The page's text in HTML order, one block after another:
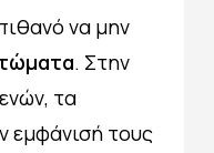
να μην
. Στην
τα
εμφάνισή τους